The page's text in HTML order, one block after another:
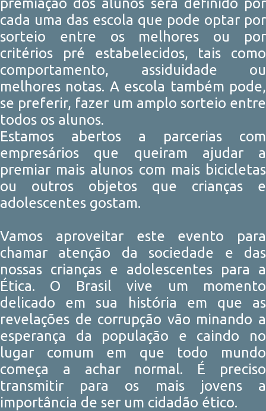
cada uma das escola que pode optar por
sorteio entre os melhores ou por
critérios pré estabelecidos, tais como
comportamento, assiduidade ou
melhores notas. A escola também pode,
se preferir, fazer um amplo sorteio entre
todos os alunos.
Estamos abertos a parcerias com
empresários que queiram ajudar a
premiar mais alunos com mais bicicletas
ou outros objetos que crianças e
adolescentes gostam.
Vamos aproveitar este evento para
chamar atenção da sociedade e das
nossas crianças e adolescentes para a
Ética. O Brasil vive um momento
delicado em sua história em que as
revelações de corrupção vão minando a
esperança da população e caindo no
lugar comum em que todo mundo
começa a achar normal. É preciso
transmitir para os mais jovens a
importância de ser um cidadão ético.